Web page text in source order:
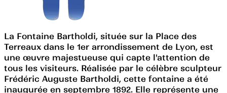
La Fontaine Bartholdi, située sur la Place des
Terreaux dans le 1er arrondissement de Lyon, est
une œuvre majestueuse qui capte l'attention de
tous les visiteurs. Réalisée par le célèbre sculpteur
Frédéric Auguste Bartholdi, cette fontaine a été
inaugurée en septembre 1892. Elle représente une